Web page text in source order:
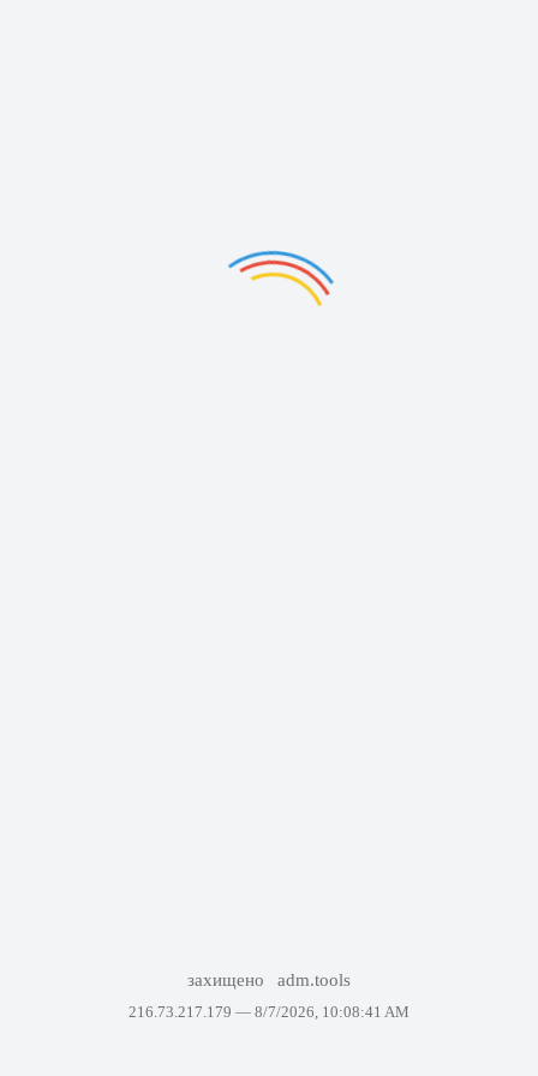
захищено adm.tools
216.73.217.179 — 8/7/2026, 10:08:41 AM